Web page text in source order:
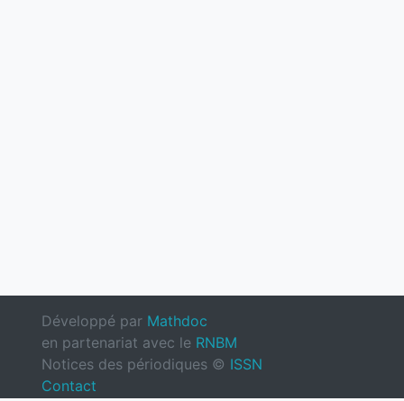
Développé par Mathdoc
en partenariat avec le RNBM
Notices des périodiques © ISSN
Contact